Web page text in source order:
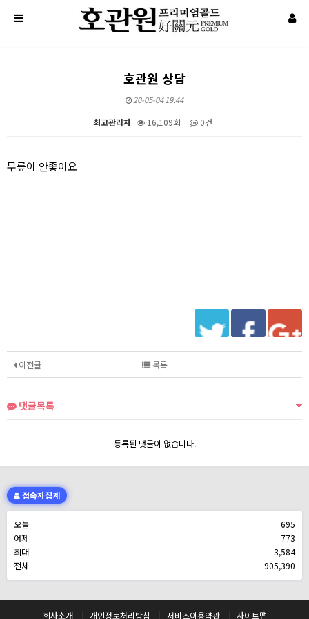
호관원 상담
20-05-04 19:44
최고관리자 16,109회 0건
무릎이 안좋아요
이전글 목록
댓글목록
등록된 댓글이 없습니다.
접속자집계
오늘
695
어제
773
최대
3,584
전체
905,390
회사소개 개인정보처리방침 서비스이용약관 사이트맵